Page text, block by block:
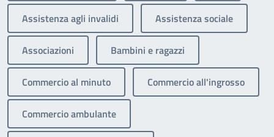
Assistenza agli invalidi Assistenza sociale
Associazioni Bambini e ragazzi
Commercio al minuto Commercio all'ingrosso
Commercio ambulante